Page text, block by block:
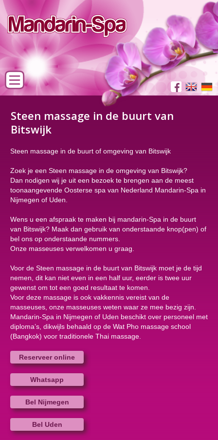
Steen massage in de buurt van
Bitswijk
Steen massage in de buurt of omgeving van Bitswijk
Zoek je een Steen massage in de omgeving van Bitswijk?
Dan nodigen wij je uit een bezoek te brengen aan de meest
toonaangevende Oosterse spa van Nederland Mandarin-Spa in
Nijmegen of Uden.
Wens u een afspraak te maken bij mandarin-Spa in de buurt
van Bitswijk? Maak dan gebruik van onderstaande knop(pen) of
bel ons op onderstaande nummers.
Onze masseuses verwelkomen u graag.
Voor de Steen massage in de buurt van Bitswijk moet je de tijd
nemen, dit kan niet even in een half uur, eerder is twee uur
gewenst om tot een goed resultaat te komen.
Voor deze massage is ook vakkennis vereist van de
masseuses, onze masseuses weten waar ze mee bezig zijn.
Mandarin-Spa in Nijmegen of Uden beschikt over personeel met
diploma’s, dikwijls behaald op de Wat Pho massage school
(Bangkok) voor traditionele Thai massage.
Reserveer online
Whatsapp
Bel Nijmegen
Bel Uden